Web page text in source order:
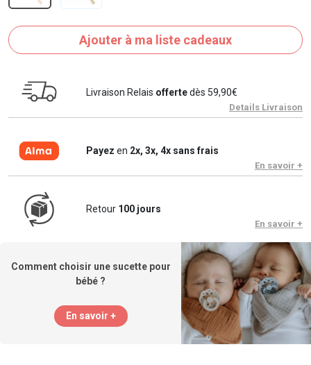
Ajouter à ma liste cadeaux
Livraison Relais offertedès 59,90€
Details Livraison
Payez en 2x, 3x, 4x sans frais
En savoir +
Retour 100 jours
En savoir +
Comment choisir une sucette pour
bébé ?
En savoir +